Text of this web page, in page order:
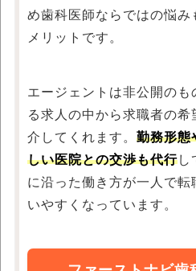
め歯科医師ならではの悩
メリットです。
エージェントは非公開のも
る求人の中から求職者の
介してくれます。 勤務形態
しい医院との交渉も代行し
に沿った働き方が一人で
いやすくなっています。